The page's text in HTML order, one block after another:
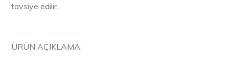
tavsiye edilir.
ÜRÜN AÇIKLAMA: